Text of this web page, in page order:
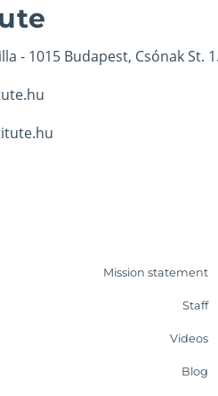
- 1015 Budapest, Csónak St.
Mission statement
Staff
Videos
Blog